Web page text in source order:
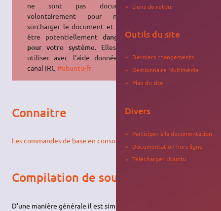
ne sont pas documentées
volontairement pour ne pas
surcharger le document et peuvent
être potentiellement dangereuses
pour votre système. Elles sont à
utiliser avec l'aide donnée sur le
canal IRC #ubuntu-fr
Connaitre
Les commandes de base en console
Compilation de sources
D'une manière générale il est simple de compiler des sources.
Liens de retour
Outils du site
Derniers changements
Gestionnaire Multimédia
Plan du site
Divers
Participer à la documentation
Documentation hors ligne
Télécharger Ubuntu